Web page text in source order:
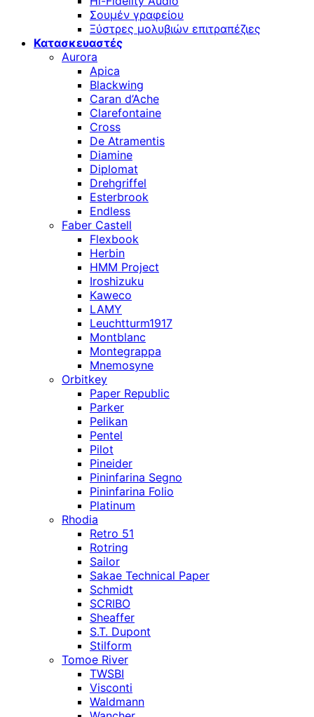
Σουμέν γραφείου
Ξύστρες μολυβιών επιτραπέζιες
Κατασκευαστές
Aurora
Apica
Blackwing
Caran d’Ache
Clarefontaine
Cross
De Atramentis
Diamine
Diplomat
Drehgriffel
Esterbrook
Endless
Faber Castell
Flexbook
Herbin
HMM Project
Iroshizuku
Kaweco
LAMY
Leuchtturm1917
Montblanc
Montegrappa
Mnemosyne
Orbitkey
Paper Republic
Parker
Pelikan
Pentel
Pilot
Pineider
Pininfarina Segno
Pininfarina Folio
Platinum
Rhodia
Retro 51
Rotring
Sailor
Sakae Technical Paper
Schmidt
SCRIBO
Sheaffer
S.T. Dupont
Stilform
Tomoe River
TWSBI
Visconti
Waldmann